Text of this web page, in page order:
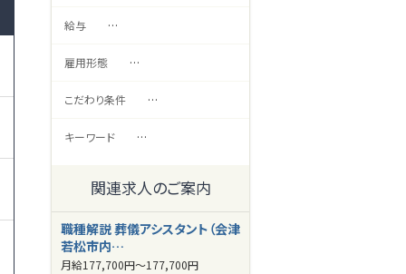
給与 …
雇用形態 …
こだわり条件 …
キーワード …
関連求人のご案内
職種解説 葬儀アシスタント（会津
若松市内…
月給177,700円～177,700円